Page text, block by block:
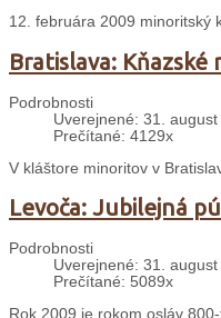
12. februára 2009 minoritský
Bratislava: Kňazské
Podrobnosti
Uverejnené: 31. august
Prečítané: 4129x
V kláštore minoritov v
Levoča: Jubilejná
Podrobnosti
Uverejnené: 31. august
Prečítané: 5089x
Rok 2009 je rokom osláv